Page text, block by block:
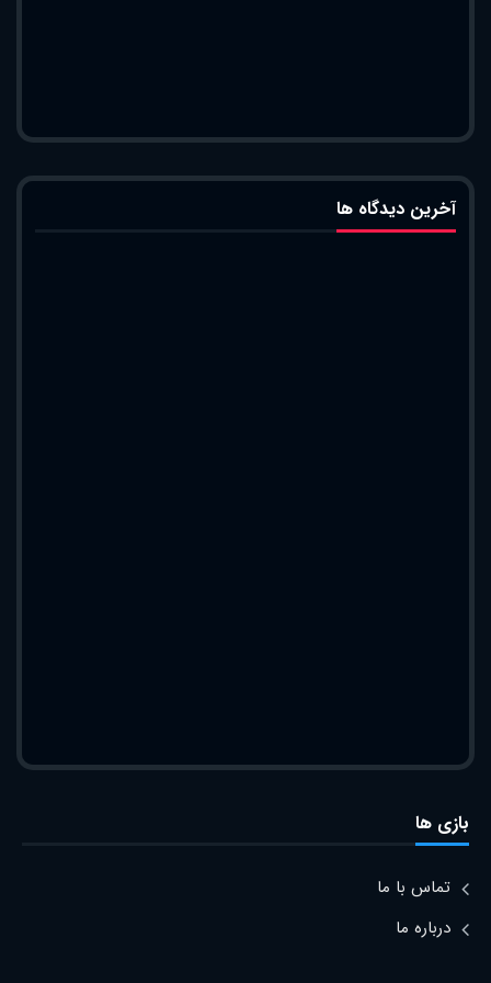
آخرین دیدگاه ها
بازی ها
تماس با ما
درباره ما